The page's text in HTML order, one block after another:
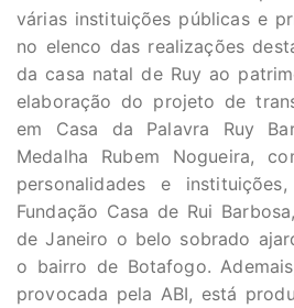
várias instituições públicas e
no elenco das realizações
da casa natal de Ruy ao
elaboração do projeto de
em Casa da Palavra Ruy
Medalha Rubem Nogueira,
personalidades e
Fundação Casa de Rui
de Janeiro o belo sobrado
o bairro de Botafogo.
provocada pela ABI, está